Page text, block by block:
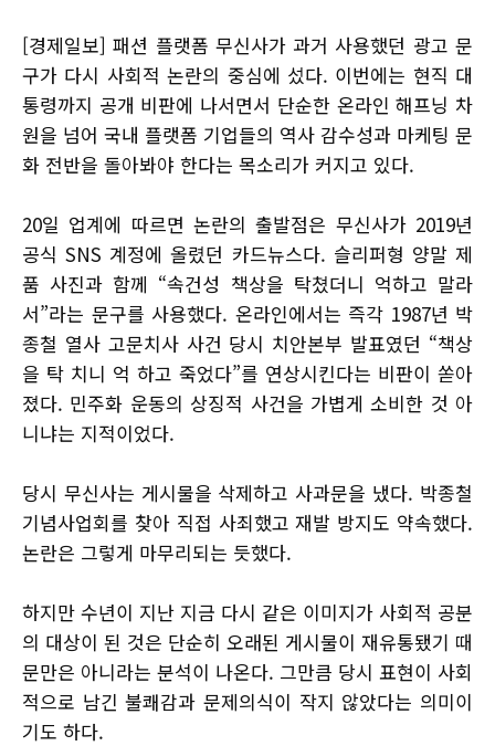
[경제일보] 패션 플랫폼 무신사가 과거 사용했던 광고 문
구가 다시 사회적 논란의 중심에 섰다. 이번에는 현직 대
통령까지 공개 비판에 나서면서 단순한 온라인 해프닝 차
원을 넘어 국내 플랫폼 기업들의 역사 감수성과 마케팅 문
화 전반을 돌아봐야 한다는 목소리가 커지고 있다.
20일 업계에 따르면 논란의 출발점은 무신사가 2019년
공식 SNS 계정에 올렸던 카드뉴스다. 슬리퍼형 양말 제
품 사진과 함께 “속건성 책상을 탁쳤더니 억하고 말라
서”라는 문구를 사용했다. 온라인에서는 즉각 1987년 박
종철 열사 고문치사 사건 당시 치안본부 발표였던 “책상
을 탁 치니 억 하고 죽었다”를 연상시킨다는 비판이 쏟아
졌다. 민주화 운동의 상징적 사건을 가볍게 소비한 것 아
니냐는 지적이었다.
당시 무신사는 게시물을 삭제하고 사과문을 냈다. 박종철
기념사업회를 찾아 직접 사죄했고 재발 방지도 약속했다.
논란은 그렇게 마무리되는 듯했다.
하지만 수년이 지난 지금 다시 같은 이미지가 사회적 공분
의 대상이 된 것은 단순히 오래된 게시물이 재유통됐기 때
문만은 아니라는 분석이 나온다. 그만큼 당시 표현이 사회
적으로 남긴 불쾌감과 문제의식이 작지 않았다는 의미이
기도 하다.